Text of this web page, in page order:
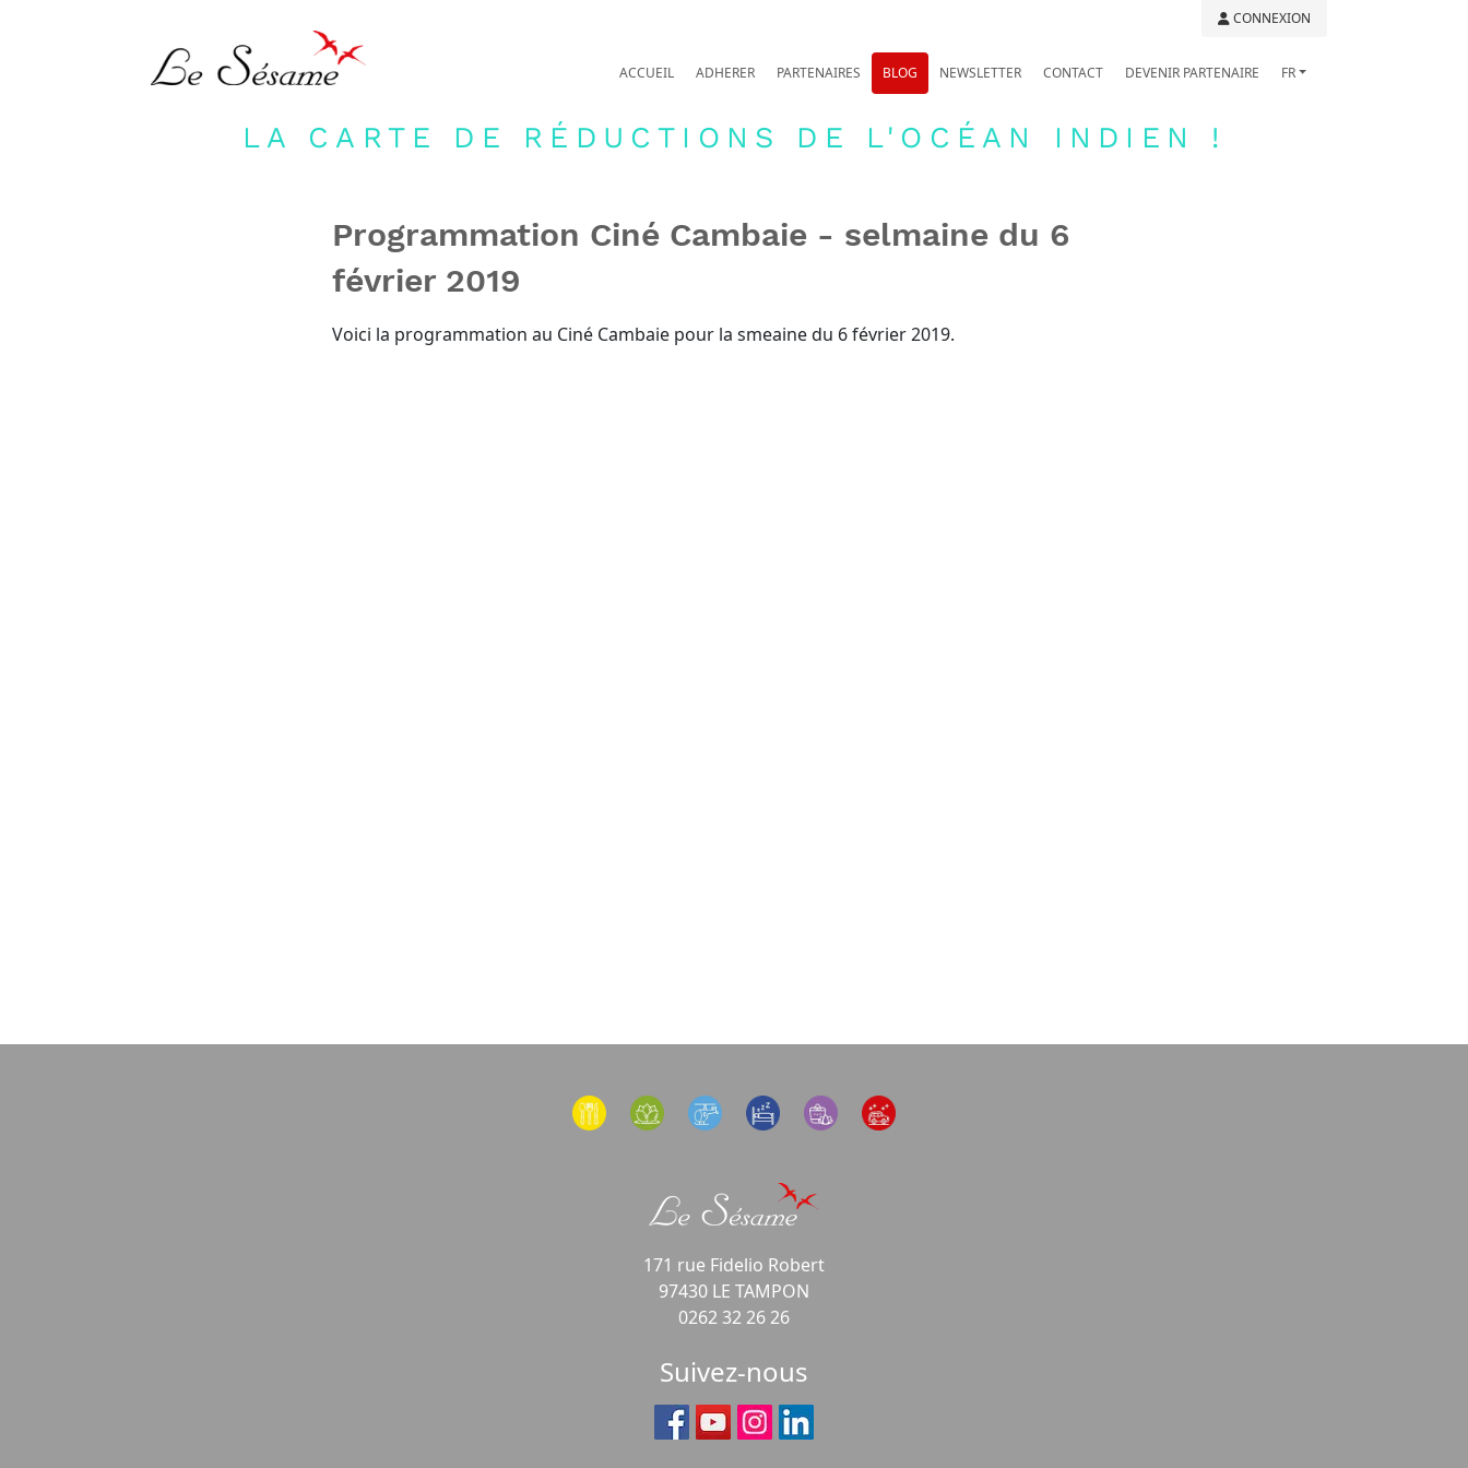
CONNEXION
ACCUEIL ADHERER PARTENAIRES BLOG NEWSLETTER CONTACT DEVENIR PARTENAIRE FR
LA CARTE DE RÉDUCTIONS DE L'OCÉAN INDIEN !
Programmation Ciné Cambaie - selmaine du 6
février 2019
Voici la programmation au Ciné Cambaie pour la smeaine du 6 février 2019.
171 rue Fidelio Robert
97430 LE TAMPON
0262 32 26 26
Suivez-nous